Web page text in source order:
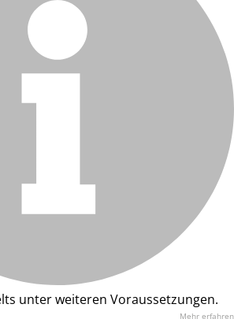
unter weiteren Voraussetzungen.
Mehr erfahren